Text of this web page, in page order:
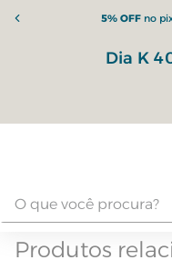
5% OFFno
Dia K
Produtos